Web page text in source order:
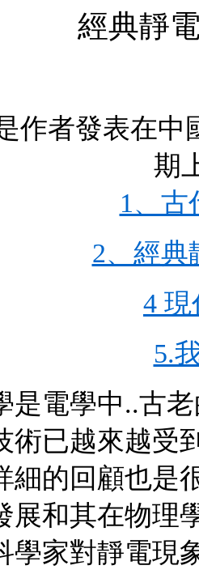
經典靜
作者發表在中
期
1、古
2、經典
4
5.
是電學中..古
術已越來越受
細的回顧也是
展和其在物理
學家對靜電現